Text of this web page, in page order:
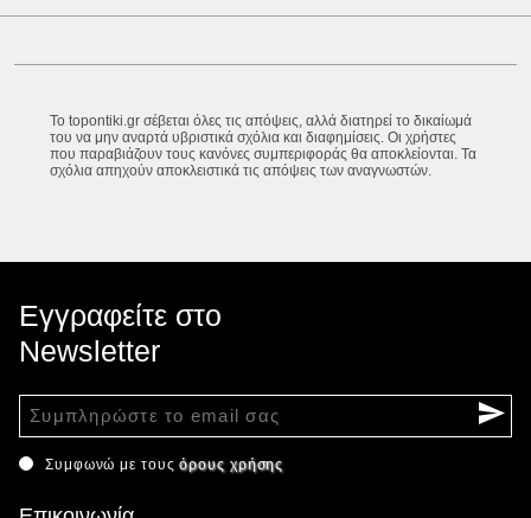
Το topontiki.gr σέβεται όλες τις απόψεις, αλλά διατηρεί το δικαίωμά
του να μην αναρτά υβριστικά σχόλια και διαφημίσεις. Οι χρήστες
που παραβιάζουν τους κανόνες συμπεριφοράς θα αποκλείονται. Τα
σχόλια απηχούν αποκλειστικά τις απόψεις των αναγνωστών.
Εγγραφείτε στο
Newsletter
Συμφωνώ με τουςόρους χρήσης